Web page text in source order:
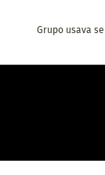
Grupo usava